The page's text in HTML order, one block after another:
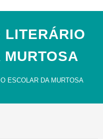
LITERÁRIO
ESCOLAR DA MURTOSA